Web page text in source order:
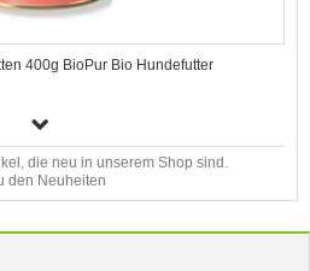
400g BioPur Bio Hundefutter
die neu in unserem Shop sind.
den Neuheiten